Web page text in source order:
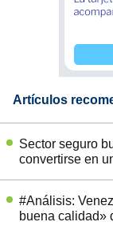
Artículos
Sector seguro
convertirse en
#Análisis:
buena calidad»